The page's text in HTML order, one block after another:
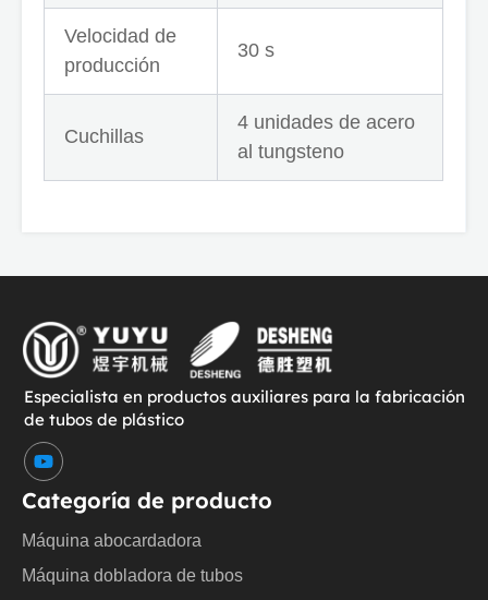
Velocidad de
producción
30 s
Cuchillas
4 unidades de acero
al tungsteno
Especialista en productos auxiliares para la fabricación
de tubos de plástico
Y
o
t
u
b
e
Categoría de producto
Máquina abocardadora
Máquina dobladora de tubos